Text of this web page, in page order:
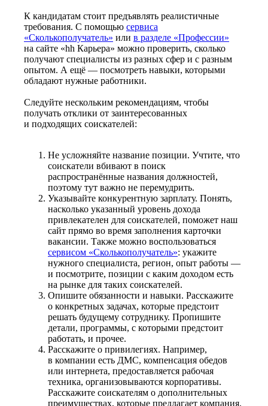
К кандидатам стоит предъявлять реалистичные
требования. С помощью сервиса
«Сколькополучатель» или в разделе «Профессии»
на сайте «hh Карьера» можно проверить, сколько
получают специалисты из разных сфер и с разным
опытом. А ещё — посмотреть навыки, которыми
обладают нужные работники.
Следуйте нескольким рекомендациям, чтобы
получать отклики от заинтересованных
и подходящих соискателей:
Не усложняйте название позиции. Учтите, что
соискатели вбивают в поиск
распространённые названия должностей,
поэтому тут важно не перемудрить.
Указывайте конкурентную зарплату. Понять,
насколько указанный уровень дохода
привлекателен для соискателей, поможет наш
сайт прямо во время заполнения карточки
вакансии. Также можно воспользоваться
сервисом «Сколькополучатель»: укажите
нужного специалиста, регион, опыт работы —
и посмотрите, позиции с каким доходом есть
на рынке для таких соискателей.
Опишите обязанности и навыки. Расскажите
о конкретных задачах, которые предстоит
решать будущему сотруднику. Пропишите
детали, программы, с которыми предстоит
работать, и прочее.
Расскажите о привилегиях. Например,
в компании есть ДМС, компенсация обедов
или интернета, предоставляется рабочая
техника, организовываются корпоративы.
Расскажите соискателям о дополнительных
преимуществах, которые предлагает компания.